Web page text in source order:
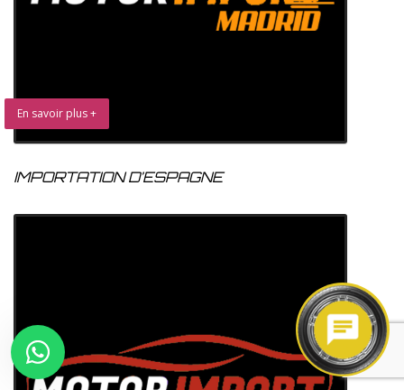
En savoir plus +
IMPORTATION D’ESPAGNE